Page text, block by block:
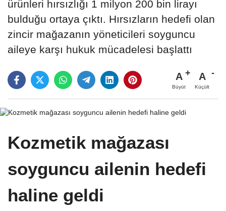
ürünleri hırsızlığı 1 milyon 200 bin lirayı
bulduğu ortaya çıktı. Hırsızların hedefi olan
zincir mağazanın yöneticileri soyguncu
aileye karşı hukuk mücadelesi başlattı
A
Büyüt
A
Küçült
Kozmetik mağazası
soyguncu ailenin hedefi
haline geldi